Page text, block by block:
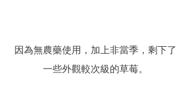
因為無農藥使用，加上非當季，剩下了
一些外觀較次級的草莓。